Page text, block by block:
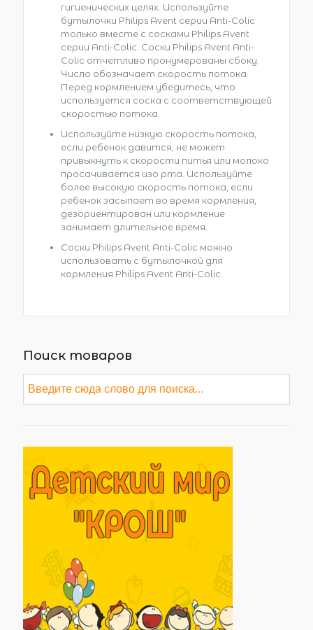
гигиенических целях. Используйте
бутылочки Philips Avent серии Anti-Colic
только вместе с сосками Philips Avent
серии Anti-Colic. Соски Philips Avent Anti-
Colic отчетливо пронумерованы сбоку.
Число обозначает скорость потока.
Перед кормлением убедитесь, что
используется соска с соответствующей
скоростью потока.
Используйте низкую скорость потока,
если ребенок давится, не может
привыкнуть к скорости питья или молоко
просачивается изо рта. Используйте
более высокую скорость потока, если
ребенок засыпает во время кормления,
дезориентирован или кормление
занимает длительное время.
Соски Philips Avent Anti-Colic можно
использовать с бутылочкой для
кормления Philips Avent Anti-Colic.
Поиск товаров